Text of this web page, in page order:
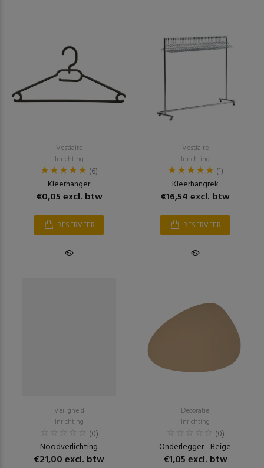
Vestiaire
Inrichting
(6)
Kleerhanger
€0,05 excl. btw
RESERVEER
Vestiaire
Inrichting
(1)
Kleerhangrek
€16,54 excl. btw
RESERVEER
Veiligheid
Inrichting
(0)
Noodverlichting
€21,00 excl. btw
Decoratie
Inrichting
(0)
Onderlegger - Beige
€1,05 excl. btw